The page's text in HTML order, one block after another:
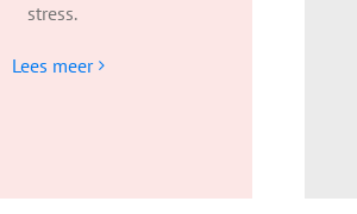
stress.
Lees meer